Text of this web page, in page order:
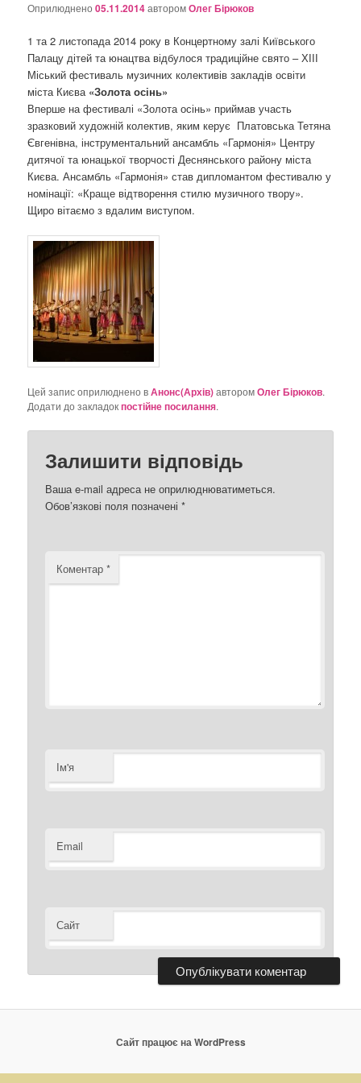
о
а
п
и
а
х
Оприлюднено05.11.2014авторомОлег Бірюков
1 та 2 листопада 2014 року в Концертному залі Київського
Палацу дітей та юнацтва відбулося традиційне свято – ХІІІ
Міський фестиваль музичних колективів закладів освіти
міста Києва «Золота осінь»
Вперше на фестивалі «Золота осінь» приймав участь
зразковий художній колектив, яким керує Платовська Тетяна
Євгенівна, інструментальний ансамбль «Гармонія» Центру
дитячої та юнацької творчості Деснянського району міста
Києва. Ансамбль «Гармонія» став дипломантом фестивалю у
номінації: «Краще відтворення стилю музичного твору».
Щиро вітаємо з вдалим виступом.
Цей запис оприлюднено вАнонс(Архів)авторомОлег Бірюков.
Додати до закладокпостійне посилання.
Залишити відповідь
Ваша e-mail адреса не оприлюднюватиметься.
Обов’язкові поля позначені*
Коментар*
Ім'я
Email
Сайт
Сайт працює на WordPress